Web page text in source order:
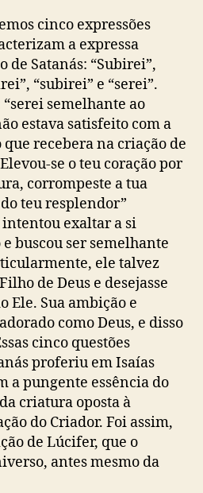
cinco expressões
a expressa
de Satanás: “Subirei”,
“subirei” e “serei”.
semelhante ao
estava satisfeito com a
recebera na criação de
se o teu coração por
corrompeste a tua
teu resplendor”
intentou exaltar a si
buscou ser semelhante
ele talvez
de Deus e desejasse
Ele. Sua ambição e
como Deus, e disso
cinco questões
proferiu em Isaías
a pungente essência do
criatura oposta à
do Criador. Foi assim,
de Lúcifer, que o
antes mesmo da